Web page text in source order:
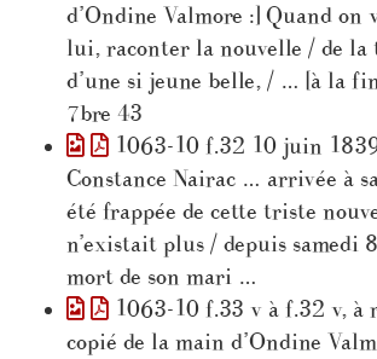
d’Ondine Valmore :] Quand on
lui, raconter la nouvelle / de la
d’une si jeune belle, / … [à la
7bre 43
1063-10 f.32 10 juin
Constance Nairac … arrivée à
été frappée de cette triste
n’existait plus / depuis samedi
mort de son mari …
1063-10 f.33 v à f.32 v, à
copié de la main d’Ondine